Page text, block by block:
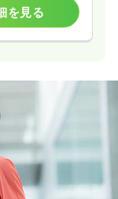
を見る